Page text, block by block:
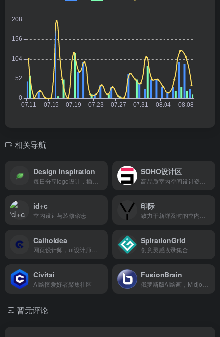
相关导航
Design Inspiration SOHO设计区
id+c
室内设计与装修杂志
印际
Calltoidea SpirationGrid
创意灵感收录集合
Civitai
AI绘图爱好者聚集社区
FusionBrain
暂无评论